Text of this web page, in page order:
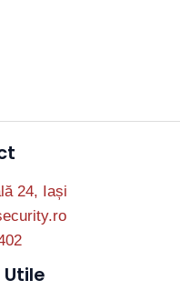
24, Iași